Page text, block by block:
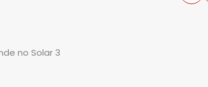
no Solar 3